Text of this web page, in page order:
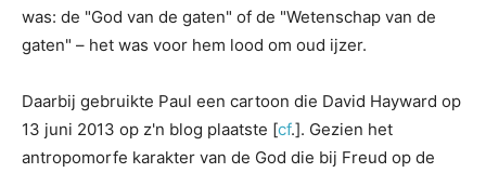
was: de "God van de gaten" of de "Wetenschap van de
gaten" – het was voor hem lood om oud ijzer.
Daarbij gebruikte Paul een cartoon die David Hayward op
13 juni 2013 op z'n blog plaatste [cf.]. Gezien het
antropomorfe karakter van de God die bij Freud op de